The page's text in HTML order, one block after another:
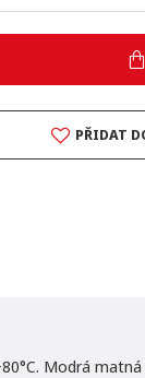
PŘIDAT
Modrá